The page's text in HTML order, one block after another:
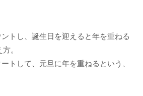
ントし、誕生日を迎えると年を重ねる
。
ートして、元旦に年を重ねるという、